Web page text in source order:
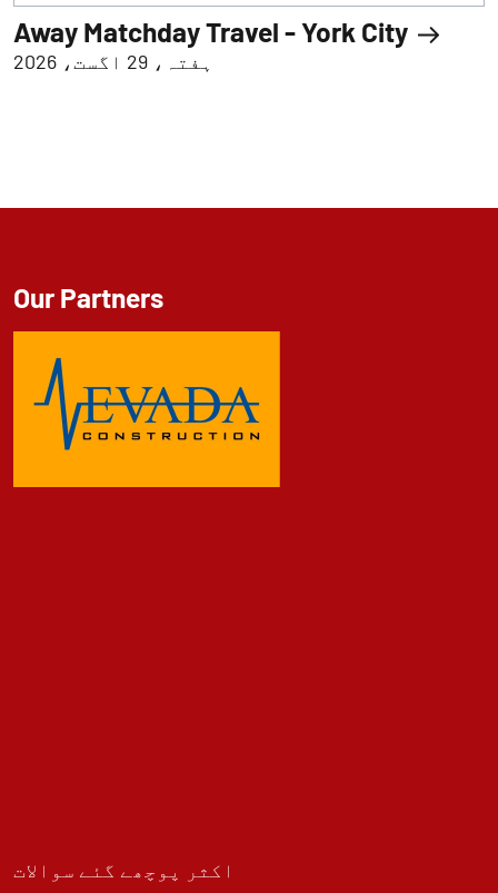
Away Matchday Travel - York City
ہفتہ، 29 اگست، 2026
اکثر پوچھے گئے سوالات
Our Partners